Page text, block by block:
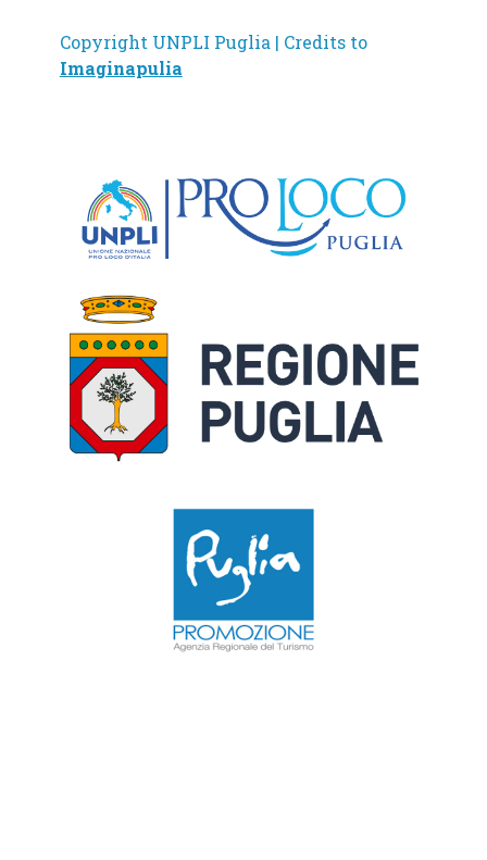
Copyright UNPLI Puglia | Credits to
Imaginapulia